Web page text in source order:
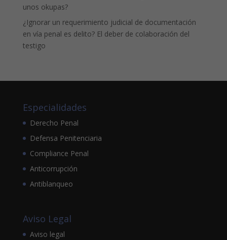
unos okupas?
¿Ignorar un requerimiento judicial de documentación
en vía penal es delito? El deber de colaboración del
testigo
Especialidades
Derecho Penal
Defensa Penitenciaria
Compliance Penal
Anticorrupción
Antiblanqueo
Aviso Legal
Aviso legal